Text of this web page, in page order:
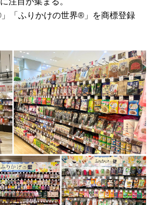
」「ふりかけの世界®」を商標登録